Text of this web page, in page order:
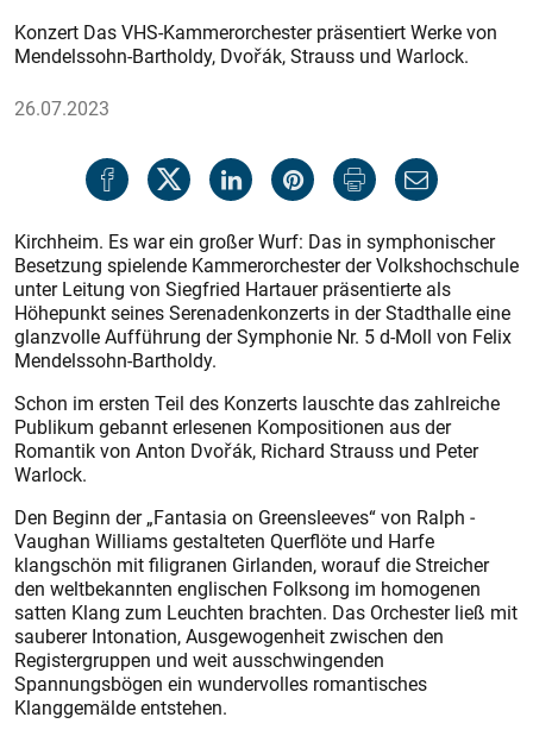
Konzert Das VHS-Kammerorchester präsentiert Werke von
Mendelssohn-Bartholdy, Dvořák, Strauss und Warlock.
26.07.2023
Kirchheim. Es war ein großer Wurf: Das in symphonischer
Besetzung spielende Kammerorchester der Volkshochschule
unter Leitung von Siegfried Hartauer präsentierte als
Höhepunkt seines Serenadenkonzerts in der Stadthalle eine
glanzvolle Aufführung der Symphonie Nr. 5 d-Moll von Felix
Mendelssohn-Bartholdy.
Schon im ersten Teil des Konzerts lauschte das zahlreiche
Publikum gebannt erlesenen Kompositionen aus der
Romantik von Anton Dvořák, Richard Strauss und Peter
Warlock.
Den Beginn der „Fantasia on Greensleeves“ von Ralph ­
Vaughan Williams gestalteten Querflöte und Harfe
klangschön mit filigranen Girlanden, worauf die Streicher
den weltbekannten englischen Folksong im homogenen
satten Klang zum Leuchten brachten. Das Orchester ließ mit
sauberer Intonation, Ausgewogenheit zwischen den
Registergruppen und weit ausschwingenden
Spannungsbögen ein wundervolles romantisches
Klanggemälde entstehen.